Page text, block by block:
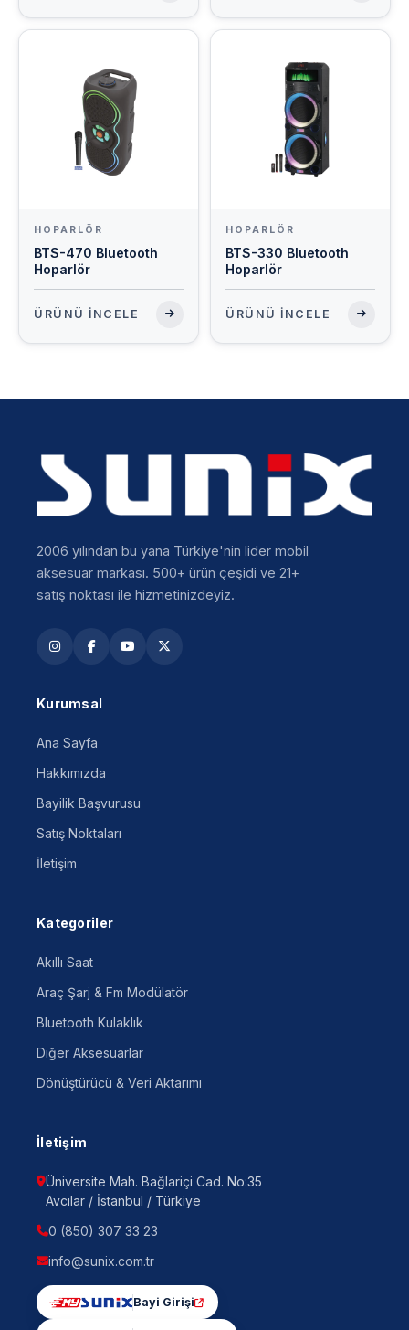
HOPARLÖR
BTS-470 Bluetooth
Hoparlör
ÜRÜNÜ İNCELE
HOPARLÖR
BTS-330 Bluetooth
Hoparlör
ÜRÜNÜ İNCELE
2006 yılından bu yana Türkiye'nin lider mobil
aksesuar markası. 500+ ürün çeşidi ve 21+
satış noktası ile hizmetinizdeyiz.
Kurumsal
Ana Sayfa
Hakkımızda
Bayilik Başvurusu
Satış Noktaları
İletişim
Kategoriler
Akıllı Saat
Araç Şarj & Fm Modülatör
Bluetooth Kulaklık
Diğer Aksesuarlar
Dönüştürücü & Veri Aktarımı
İletişim
Üniversite Mah. Bağlariçi Cad. No:35
Avcılar / İstanbul / Türkiye
0 (850) 307 33 23
info@sunix.com.tr
Bayi Girişi